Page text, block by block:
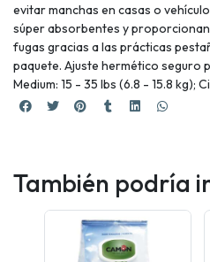
evitar manchas en casas o
súper absorbentes y
fugas gracias a las prácticas
paquete. Ajuste hermético seguro
Medium: 15 - 35 lbs (6.8 - 15.8 kg);
También podría